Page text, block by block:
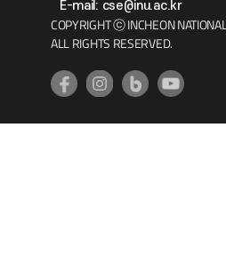
공학교육혁신센터
대학생활상담센터
E-mail: cse@inu.ac.kr
COPYRIGHT ⓒ INCHEON
ALL RIGHTS RESERVED.